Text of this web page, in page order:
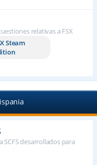
relativas a FSX
Steam
SCFS desarrollados para